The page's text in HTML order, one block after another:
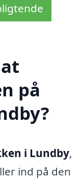
på
i Lundby,
ind på den